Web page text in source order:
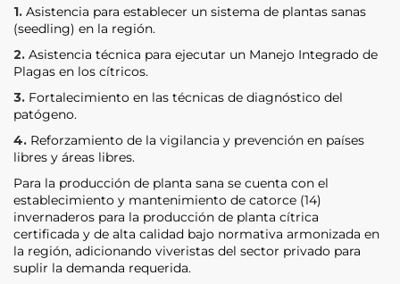
1. Asistencia para establecer un sistema de plantas sanas
(seedling) en la región.
2. Asistencia técnica para ejecutar un Manejo Integrado de
Plagas en los cítricos.
3. Fortalecimiento en las técnicas de diagnóstico del
patógeno.
4. Reforzamiento de la vigilancia y prevención en países
libres y áreas libres.
Para la producción de planta sana se cuenta con el
establecimiento y mantenimiento de catorce (14)
invernaderos para la producción de planta cítrica
certificada y de alta calidad bajo normativa armonizada en
la región, adicionando viveristas del sector privado para
suplir la demanda requerida.